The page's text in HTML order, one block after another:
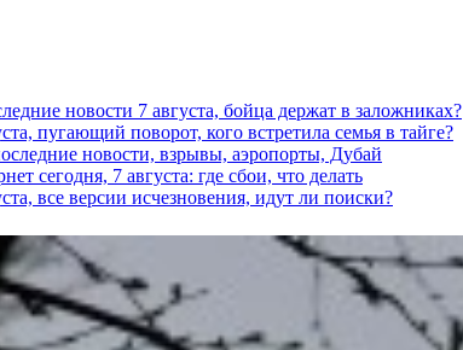
новости 7 августа, бойца держат в заложниках?
пугающий поворот, кого встретила семья в тайге?
новости, взрывы, аэропорты, Дубай
сегодня, 7 августа: где сбои, что делать
все версии исчезновения, идут ли поиски?